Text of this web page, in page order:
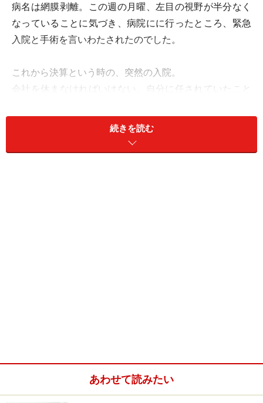
病名は網膜剥離。この週の月曜、左目の視野が半分なく
なっていることに気づき、病院にに行ったところ、緊急
入院と手術を言いわたされたのでした。
これから決算という時の、突然の入院。
会社を休まなければいけない。自分に任されていたこと
のためにたてていたプランが全てダメになってしまった
悔しさで、ホント、辛かったです。
入院の時はコートを着ていたのに、桜の季節もGWも、病
続きを読む
あわせて読みたい